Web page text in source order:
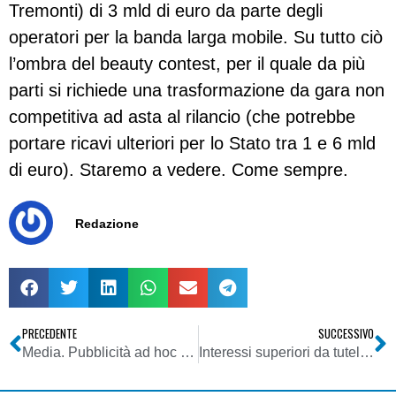
Tremonti) di 3 mld di euro da parte degli
operatori per la banda larga mobile. Su tutto ciò
l’ombra del beauty contest, per il quale da più
parti si richiede una trasformazione da gara non
competitiva ad asta al rilancio (che potrebbe
portare ricavi ulteriori per lo Stato tra 1 e 6 mld
di euro). Staremo a vedere. Come sempre.
Redazione
PRECEDENTE
Media. Pubblicità ad hoc per le case editrici: risparmio e una pianificazione mirata
SUCCESSIVO
Interessi superiori da tutelare